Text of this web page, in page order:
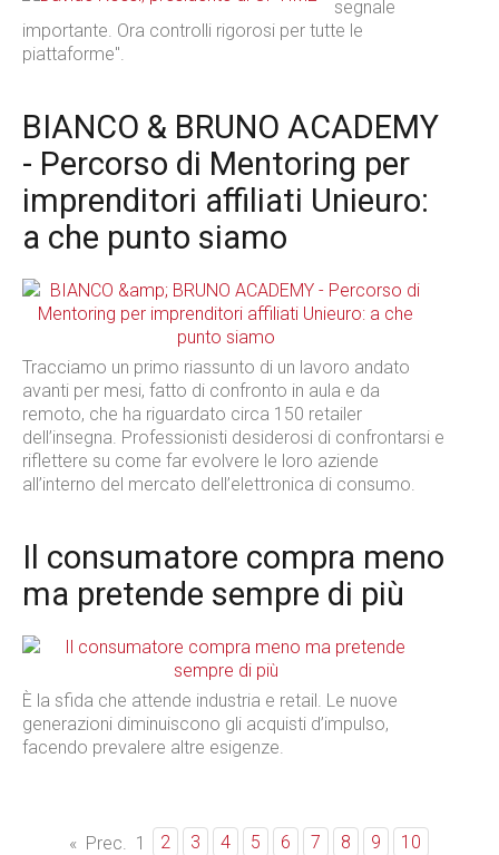
segnale
importante. Ora controlli rigorosi per tutte le
piattaforme".
BIANCO & BRUNO ACADEMY
- Percorso di Mentoring per
imprenditori affiliati Unieuro:
a che punto siamo
Tracciamo un primo riassunto di un lavoro andato
avanti per mesi, fatto di confronto in aula e da
remoto, che ha riguardato circa 150 retailer
dell’insegna. Professionisti desiderosi di confrontarsi e
riflettere su come far evolvere le loro aziende
all’interno del mercato dell’elettronica di consumo.
Il consumatore compra meno
ma pretende sempre di più
È la sfida che attende industria e retail. Le nuove
generazioni diminuiscono gli acquisti d’impulso,
facendo prevalere altre esigenze.
« Prec. 1 2 3 4 5 6 7 8 9
10